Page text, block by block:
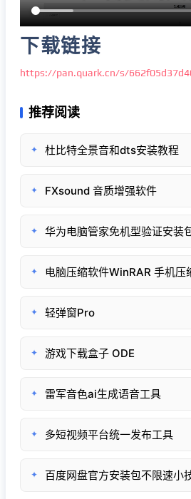
下载链接
https://pan.quark.cn/s/
推荐阅读
✦ 杜比特全景音和dts安装教程
✦ FXsound 音质增强软件
✦ 华为电脑管家免机型验证安装
✦ 电脑压缩软件WinRAR 手机压
✦ 轻弹窗Pro
✦ 游戏下载盒子 ODE
✦ 雷军音色ai生成语音工具
✦ 多短视频平台统一发布工具
✦ 百度网盘官方安装包不限速小